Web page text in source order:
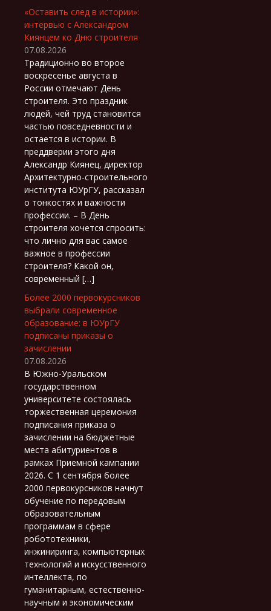
«Оставить след в истории»:
интервью с Александром
Киянцем ко Дню строителя
07.08.2026
Традиционно во второе
воскресенье августа в
России отмечают День
строителя. Это праздник
людей, чей труд становится
частью повседневности и
остается в истории. В
преддверии этого дня
Александр Киянец, директор
Архитектурно-строительного
института ЮУрГУ, рассказал
о тонкостях и важности
профессии. – В День
строителя хочется спросить:
что лично для вас самое
важное в профессии
строителя? Какой он,
современный […]
Более 2000 первокурсников
выбрали современное
образование: в ЮУрГУ
подписаны приказы о
зачислении
07.08.2026
В Южно-Уральском
государственном
университете состоялась
торжественная церемония
подписания приказа о
зачислении на бюджетные
места абитуриентов в
рамках Приемной кампании
2026. С 1 сентября более
2000 первокурсников начнут
обучение по передовым
образовательным
программам в сфере
робототехники,
инжиниринга, компьютерных
технологий и искусственного
интеллекта, по
гуманитарным, естественно-
научным и экономическим